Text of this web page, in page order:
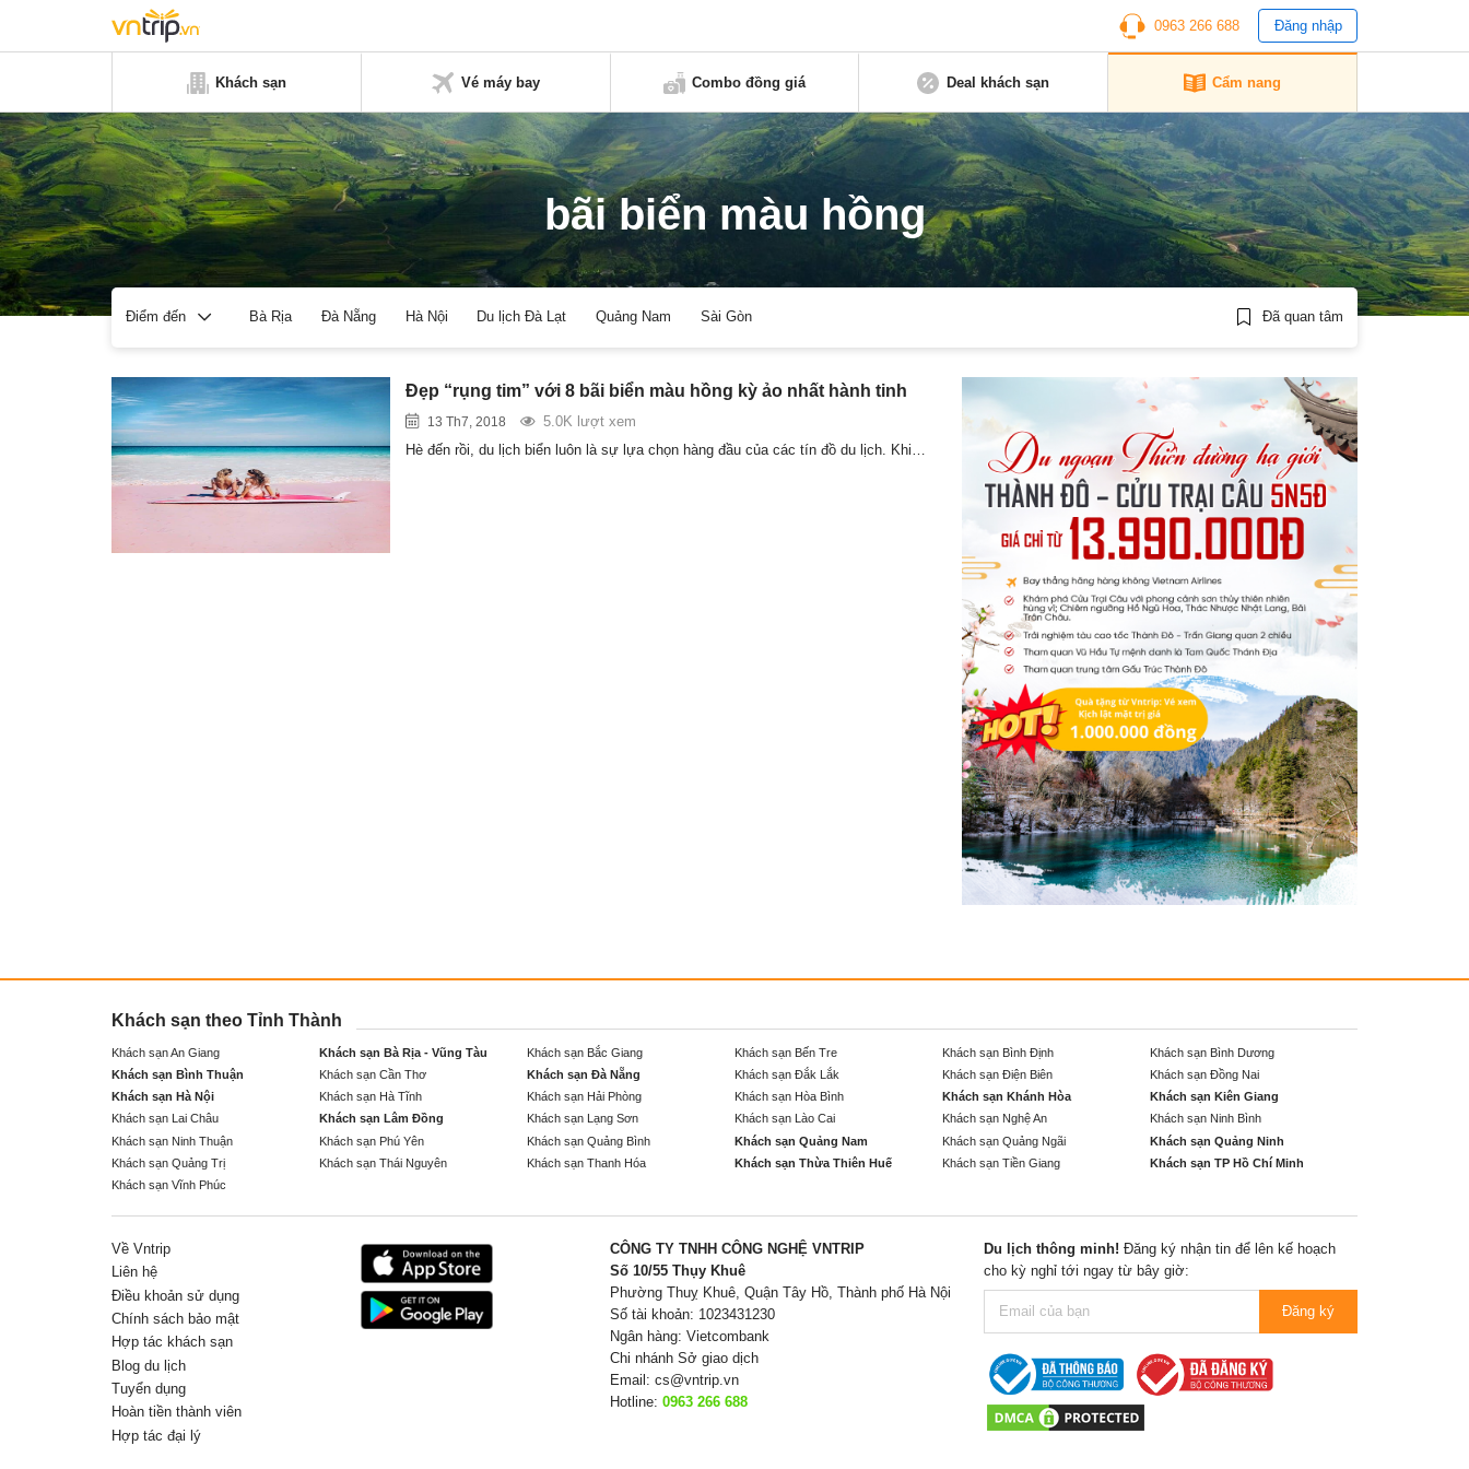
0963 266 688 Đăng nhập
Khách sạn Vé máy bay Combo đồng giá Deal khách sạn Cẩm nang
bãi biển màu hồng
Điểm đến Bà Rịa Đà Nẵng Hà Nội Du lịch Đà Lạt Quảng Nam Sài Gòn Đã quan tâm
Đẹp “rụng tim” với 8 bãi biển màu hồng kỳ ảo nhất hành tinh
13 Th7, 2018
5.0K lượt xem
Hè đến rồi, du lịch biển luôn là sự lựa chọn hàng đầu của các tín đồ du lịch. Khi…
Khách sạn theo Tỉnh Thành
Khách sạn An Giang Khách sạn Bà Rịa - Vũng Tàu Khách sạn Bắc Giang Khách sạn Bến Tre Khách sạn Bình Định
Khách sạn Bình Dương
Khách sạn Bình Thuận
Khách sạn Cần Thơ Khách sạn Đà Nẵng Khách sạn Đắk Lắk Khách sạn Điện Biên
Khách sạn Đồng Nai
Khách sạn Hà Nội
Khách sạn Hà Tĩnh Khách sạn Hải Phòng Khách sạn Hòa Bình Khách sạn Khánh Hòa
Khách sạn Kiên Giang
Khách sạn Lai Châu
Khách sạn Lâm Đồng Khách sạn Lạng Sơn Khách sạn Lào Cai Khách sạn Nghệ An
Khách sạn Ninh Bình
Khách sạn Ninh Thuận
Khách sạn Phú Yên Khách sạn Quảng Bình Khách sạn Quảng Nam Khách sạn Quảng Ngãi
Khách sạn Quảng Ninh
Khách sạn Quảng Trị
Khách sạn Thái Nguyên Khách sạn Thanh Hóa Khách sạn Thừa Thiên Huế Khách sạn Tiền Giang
Khách sạn TP Hồ Chí Minh
Khách sạn Vĩnh Phúc
Về Vntrip
Liên hệ
Điều khoản sử dụng
Chính sách bảo mật
Hợp tác khách sạn
Blog du lịch
Tuyển dụng
Hoàn tiền thành viên
Hợp tác đại lý
CÔNG TY TNHH CÔNG NGHỆ VNTRIP
Số 10/55 Thụy Khuê
Phường Thuỵ Khuê, Quận Tây Hồ, Thành phố Hà Nội
Số tài khoản: 1023431230
Ngân hàng: Vietcombank
Chi nhánh Sở giao dịch
Email: cs@vntrip.vn
Hotline: 0963 266 688
Du lịch thông minh! Đăng ký nhận tin để lên kế hoạch
cho kỳ nghỉ tới ngay từ bây giờ:
Đăng ký